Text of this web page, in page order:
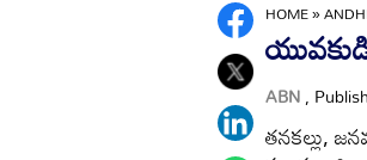
HOME»
ABN,
తనకల్లు,